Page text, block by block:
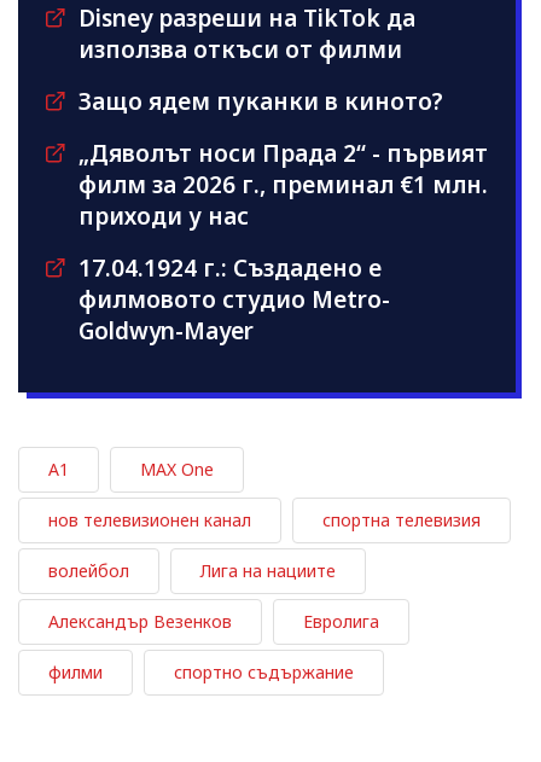
Disney разреши на TikTok да
използва откъси от филми
Защо ядем пуканки в киното?
„Дяволът носи Прада 2“ - първият
филм за 2026 г., преминал €1 млн.
приходи у нас
17.04.1924 г.: Създадено е
филмовото студио Metro-
Goldwyn-Mayer
А1 MAX One
нов телевизионен канал спортна телевизия
волейбол Лига на нациите
Александър Везенков Евролига
филми спортно съдържание